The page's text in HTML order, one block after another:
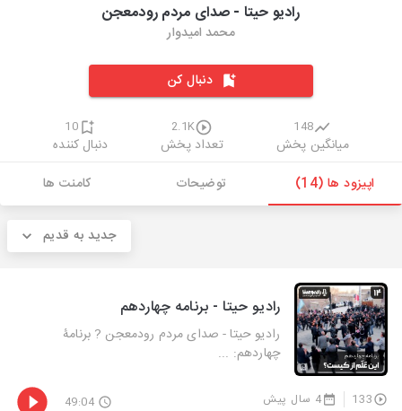
رادیو حیتا - صدای مردم رودمعجن
محمد امیدوار
دنبال کن
148
میانگین پخش
2.1K
تعداد پخش
10
دنبال کننده
اپیزود ها (14)
توضیحات کامنت ها
جدید به قدیم
رادیو حیتا - برنامه چهاردهم
رادیو حیتا - صدای مردم رودمعجن ? برنامۀ
چهاردهم: ...
133 4 سال پیش 49:04